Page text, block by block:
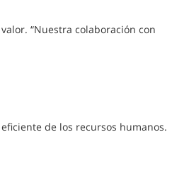
“Nuestra colaboración con
de los recursos humanos.